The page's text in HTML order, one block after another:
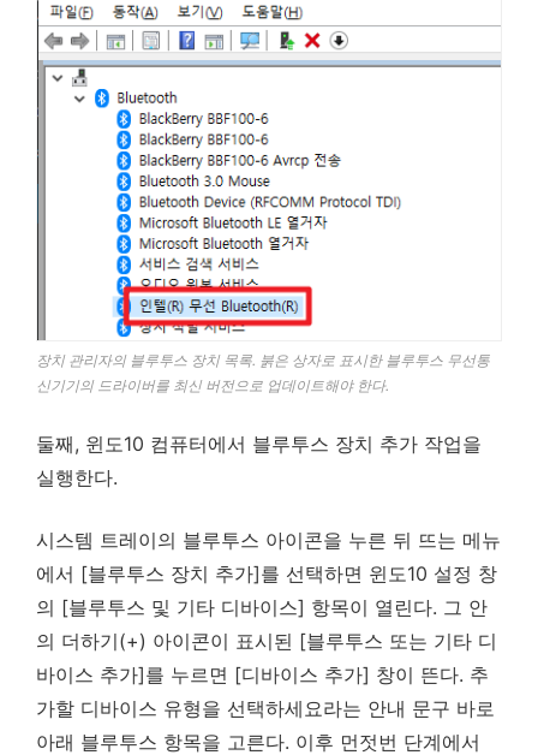
장치 관리자의 블루투스 장치 목록. 붉은 상자로 표시한 블루투스 무선통
신기기의 드라이버를 최신 버전으로 업데이트해야 한다.
둘째, 윈도10 컴퓨터에서 블루투스 장치 추가 작업을
실행한다.
시스템 트레이의 블루투스 아이콘을 누른 뒤 뜨는 메뉴
에서 [블루투스 장치 추가]를 선택하면 윈도10 설정 창
의 [블루투스 및 기타 디바이스] 항목이 열린다. 그 안
의 더하기(+) 아이콘이 표시된 [블루투스 또는 기타 디
바이스 추가]를 누르면 [디바이스 추가] 창이 뜬다. 추
가할 디바이스 유형을 선택하세요라는 안내 문구 바로
아래 블루투스 항목을 고른다. 이후 먼젓번 단계에서